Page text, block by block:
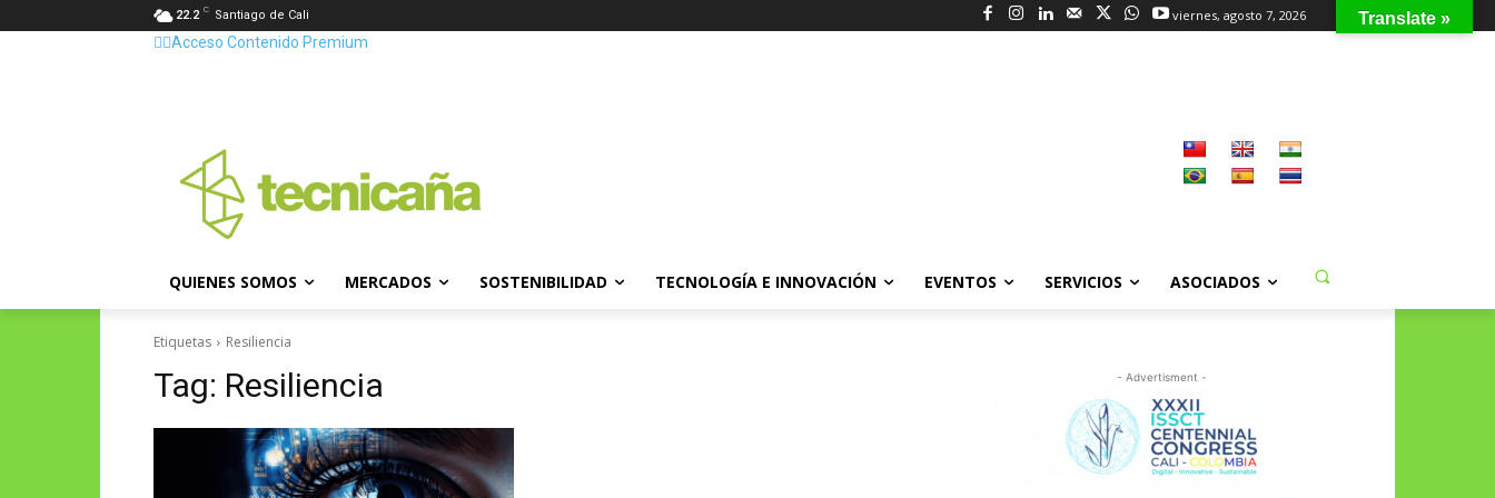
22.2 C Santiago de Cali viernes, agosto 7, 2026
👷‍♂️Acceso Contenido Premium
QUIENES SOMOS MERCADOS SOSTENIBILIDAD TECNOLOGÍA E INNOVACIÓN EVENTOS SERVICIOS ASOCIADOS
Etiquetas Resiliencia
Tag: Resiliencia - Advertisment -
Translate »